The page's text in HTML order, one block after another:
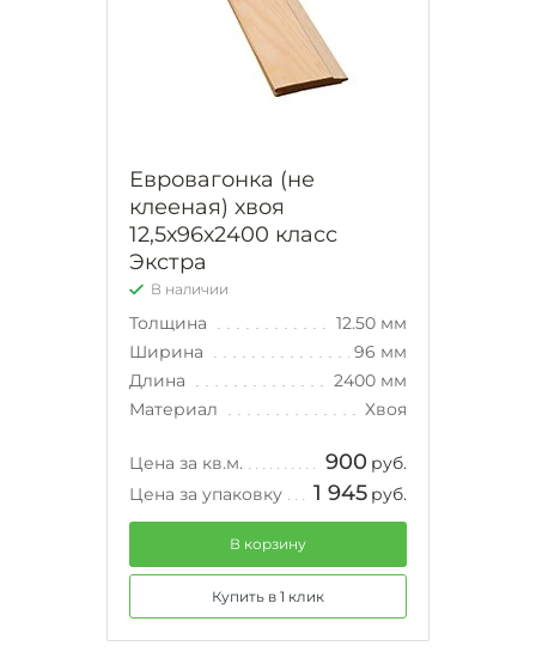
Евровагонка (не
клееная) хвоя
12,5х96х2400 класс
Экстра
В наличии
Толщина
12.50 мм
Ширина
96 мм
Длина
2400 мм
Материал
Хвоя
Цена за кв.м. 900 руб.
Цена за упаковку
1 945 руб.
В корзину
Купить в 1 клик